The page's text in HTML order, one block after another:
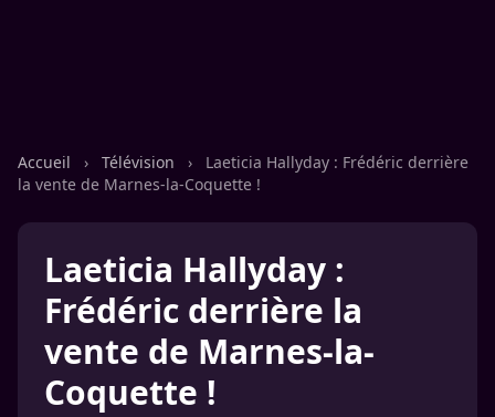
Accueil › Télévision ›
Laeticia Hallyday : Frédéric derrière
la vente de Marnes-la-Coquette !
Laeticia Hallyday :
Frédéric derrière la
vente de Marnes-la-
Coquette !